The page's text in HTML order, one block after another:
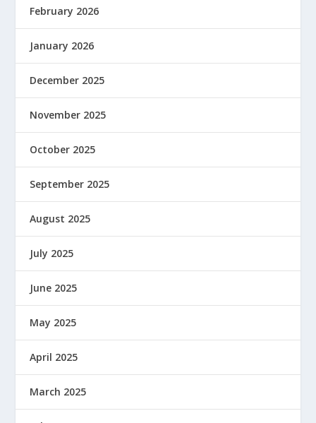
February 2026
January 2026
December 2025
November 2025
October 2025
September 2025
August 2025
July 2025
June 2025
May 2025
April 2025
March 2025